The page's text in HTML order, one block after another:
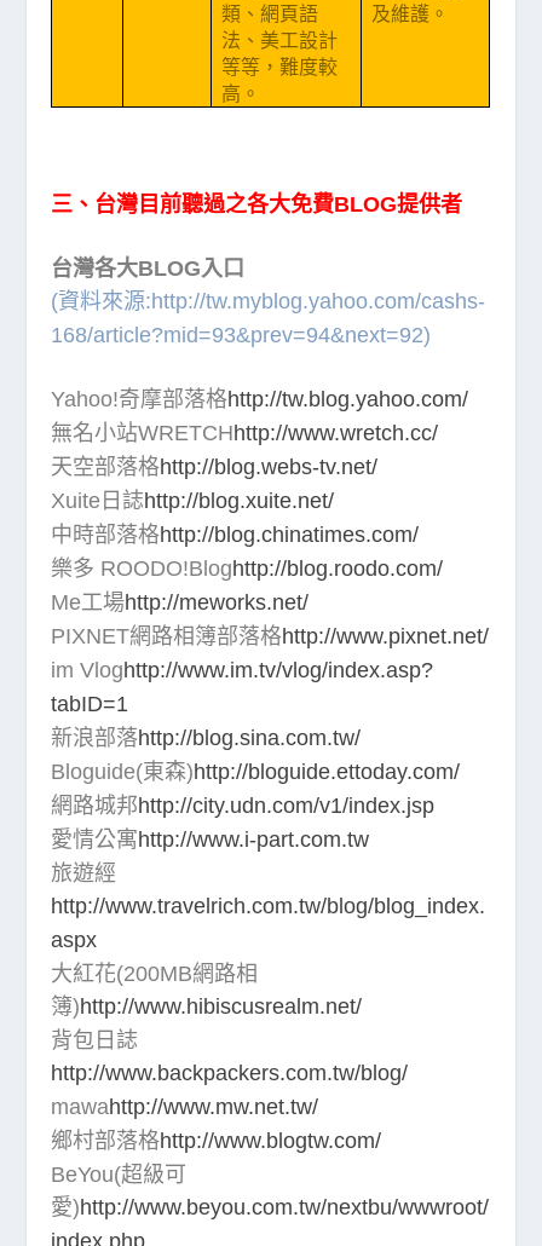
類、網頁語
法、美工設計
等等，難度較
高。
及維護。
三、台灣目前聽過之各大免費BLOG提供者
台灣各大BLOG入口
(資料來源:http://tw.myblog.yahoo.com/cashs-
168/article?mid=93&prev=94&next=92)
Yahoo!奇摩部落格http://tw.blog.yahoo.com/
無名小站WRETCHhttp://www.wretch.cc/
天空部落格http://blog.webs-tv.net/
Xuite日誌http://blog.xuite.net/
中時部落格http://blog.chinatimes.com/
樂多 ROODO!Bloghttp://blog.roodo.com/
Me工場http://meworks.net/
PIXNET網路相簿部落格http://www.pixnet.net/
im Vloghttp://www.im.tv/vlog/index.asp?
tabID=1
新浪部落http://blog.sina.com.tw/
Bloguide(東森)http://bloguide.ettoday.com/
網路城邦http://city.udn.com/v1/index.jsp
愛情公寓http://www.i-part.com.tw
旅遊經
http://www.travelrich.com.tw/blog/blog_index.
aspx
大紅花(200MB網路相
簿)http://www.hibiscusrealm.net/
背包日誌
http://www.backpackers.com.tw/blog/
mawahttp://www.mw.net.tw/
鄉村部落格http://www.blogtw.com/
BeYou(超級可
愛)http://www.beyou.com.tw/nextbu/wwwroot/